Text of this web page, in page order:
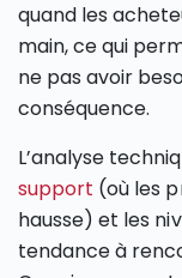
quand les
main, ce qui
ne pas avoir
conséquence.
L’analyse
support (où les
hausse) et les
tendance à